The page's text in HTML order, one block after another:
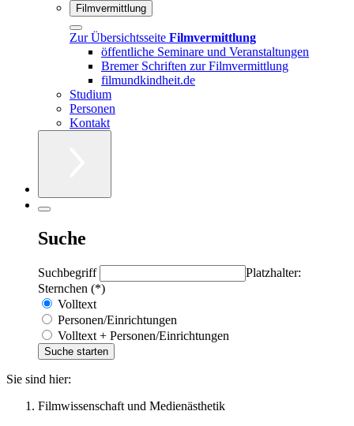
Filmvermittlung
Zur Übersichtsseite Filmvermittlung
öffentliche Seminare und Veranstaltungen
Bremer Schriften zur Filmvermittlung
filmundkindheit.de
Studium
Personen
Kontakt
Suche
Suchbegriff
Platzhalter:
Sternchen (*)
Volltext
Personen/Einrichtungen
Volltext + Personen/Einrichtungen
Sie sind hier:
Filmwissenschaft und Medienästhetik